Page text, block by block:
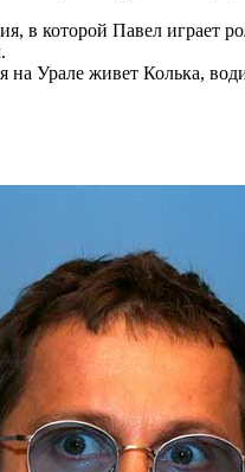
в которой Павел играет
Урале живет Колька,